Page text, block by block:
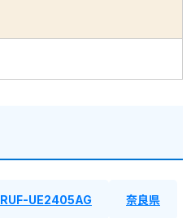
RUF-UE2405AG 奈良県